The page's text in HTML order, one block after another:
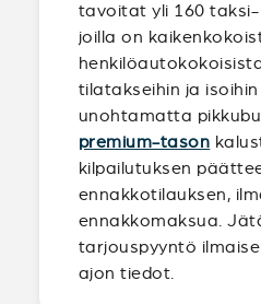
tavoitat yli 160
joilla on
tilatakseihin ja isoihin
unohtamatta
premium-tason
kilpailutuksen
ennakkotilauksen,
ennakkomaksua.
tarjouspyyntö
ajon tiedot.